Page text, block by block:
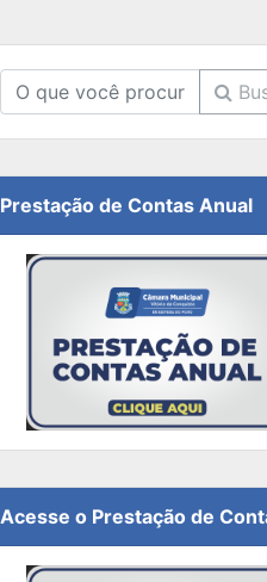
Prestação de Contas Anual
Acesse o Prestação de